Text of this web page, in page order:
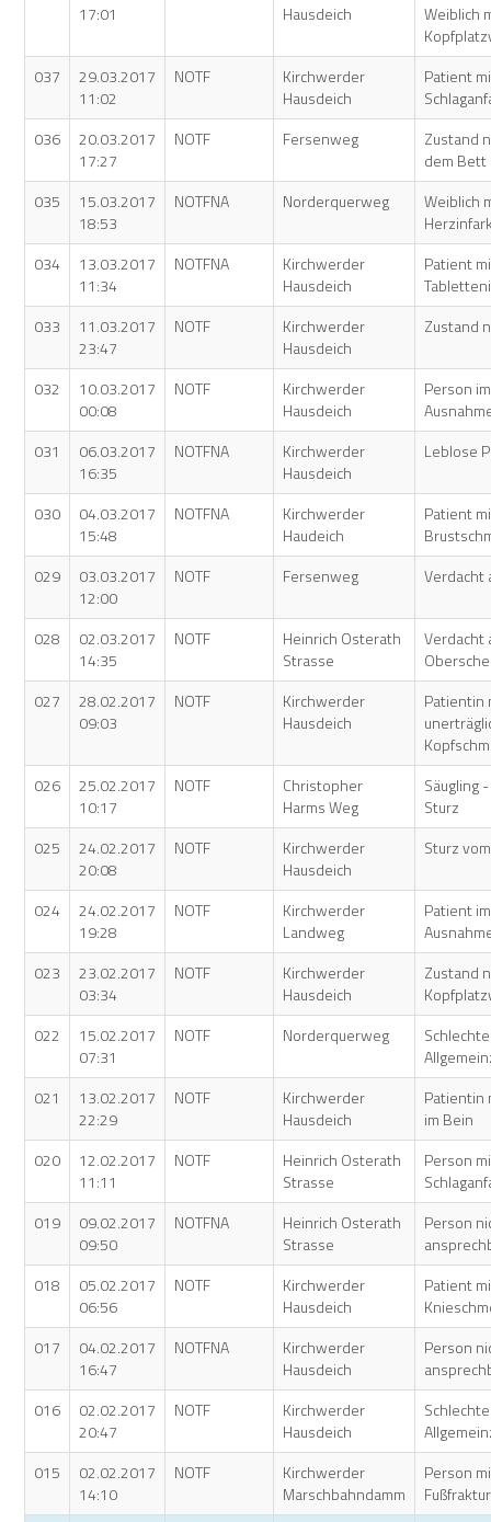
17:01
Hausdeich
Weiblich
037
29.03.2017
11:02
NOTF
Kirchwerder
Hausdeich
Patient
036
20.03.2017
17:27
NOTF Fersenweg
Zustand
dem Bett
035
15.03.2017
18:53
NOTFNA Norderquerweg
Weiblich
034
13.03.2017
11:34
NOTFNA
Kirchwerder
Hausdeich
Patient
033
11.03.2017
23:47
NOTF
Kirchwerder
Hausdeich
Zustand
032
10.03.2017
00:08
NOTF
Kirchwerder
Hausdeich
Person
031
06.03.2017
16:35
NOTFNA
Kirchwerder
Hausdeich
Leblose
030
04.03.2017
15:48
NOTFNA
Kirchwerder
Haudeich
Patient
029
03.03.2017
12:00
NOTF Fersenweg Verdacht
028
02.03.2017
14:35
NOTF
Heinrich Osterath
Strasse
Verdacht
027
28.02.2017
09:03
NOTF
Kirchwerder
Hausdeich
Patientin
026
25.02.2017
10:17
NOTF
Christopher
Harms Weg
Säugling
Sturz
025
24.02.2017
20:08
NOTF
Kirchwerder
Hausdeich
Sturz
024
24.02.2017
19:28
NOTF
Kirchwerder
Landweg
Patient
023
23.02.2017
03:34
NOTF
Kirchwerder
Hausdeich
Zustand
022
15.02.2017
07:31
NOTF Norderquerweg
021
13.02.2017
22:29
NOTF
Kirchwerder
Hausdeich
Patientin
im Bein
020
12.02.2017
11:11
NOTF
Heinrich Osterath
Strasse
Person
019
09.02.2017
09:50
NOTFNA
Heinrich Osterath
Strasse
Person
018
05.02.2017
06:56
NOTF
Kirchwerder
Hausdeich
Patient
017
04.02.2017
16:47
NOTFNA
Kirchwerder
Hausdeich
Person
016
02.02.2017
20:47
NOTF
Kirchwerder
Hausdeich
015
02.02.2017
14:10
NOTF
Kirchwerder
Marschbahndamm
Person
Fußfraktur